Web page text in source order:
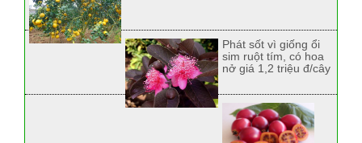
Phát sốt vì giống ổi
sim ruột tím, có hoa
nở giá 1,2 triệu đ/cây